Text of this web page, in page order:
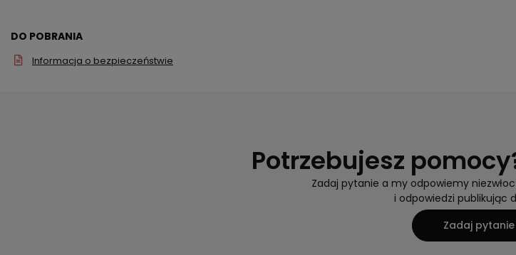
DO POBRANIA
Informacja o bezpieczeństwie
Potrzebujesz
Zadaj pytanie a my odpowiemy
i odpowiedzi publikując
Zadaj pytanie